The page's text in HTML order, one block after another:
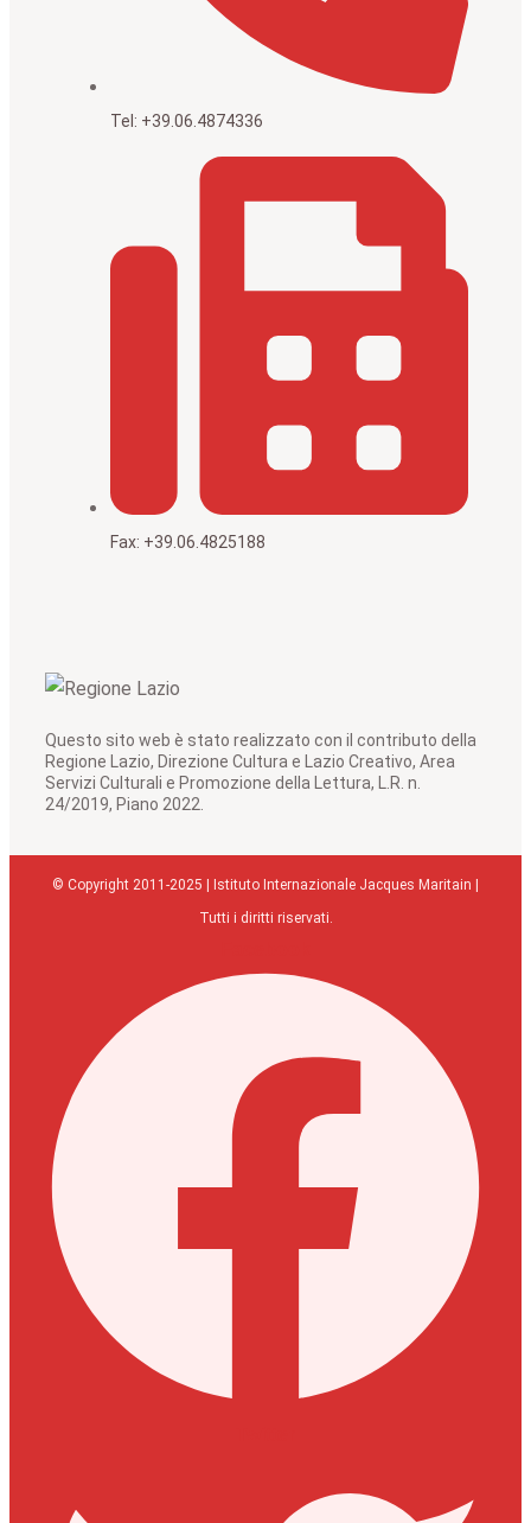
Tel: +39.06.4874336
Fax: +39.06.4825188
Questo sito web è stato realizzato con il contributo della
Regione Lazio, Direzione Cultura e Lazio Creativo, Area
Servizi Culturali e Promozione della Lettura, L.R. n.
24/2019, Piano 2022.
© Copyright 2011-2025 | Istituto Internazionale Jacques Maritain |
Tutti i diritti riservati.